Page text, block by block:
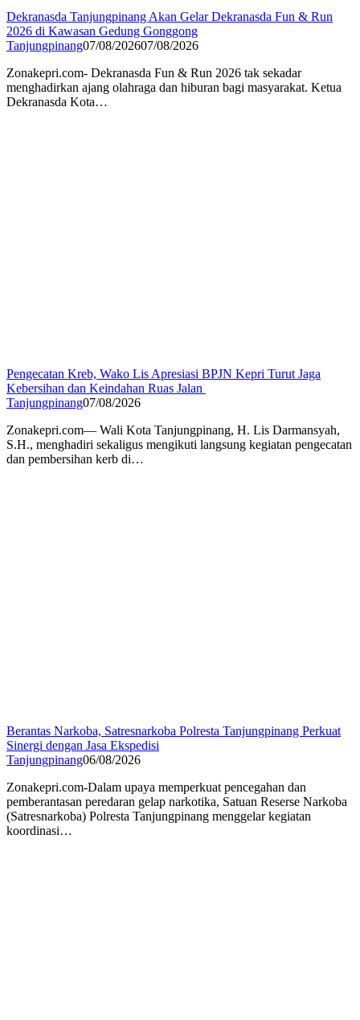
Dekranasda Tanjungpinang Akan Gelar Dekranasda Fun & Run
2026 di Kawasan Gedung Gonggong
Tanjungpinang07/08/202607/08/2026
Zonakepri.com- Dekranasda Fun & Run 2026 tak sekadar
menghadirkan ajang olahraga dan hiburan bagi masyarakat. Ketua
Dekranasda Kota…
Pengecatan Kreb, Wako Lis Apresiasi BPJN Kepri Turut Jaga
Kebersihan dan Keindahan Ruas Jalan
Tanjungpinang07/08/2026
Zonakepri.com— Wali Kota Tanjungpinang, H. Lis Darmansyah,
S.H., menghadiri sekaligus mengikuti langsung kegiatan pengecatan
dan pembersihan kerb di…
Berantas Narkoba, Satresnarkoba Polresta Tanjungpinang Perkuat
Sinergi dengan Jasa Ekspedisi
Tanjungpinang06/08/2026
Zonakepri.com-Dalam upaya memperkuat pencegahan dan
pemberantasan peredaran gelap narkotika, Satuan Reserse Narkoba
(Satresnarkoba) Polresta Tanjungpinang menggelar kegiatan
koordinasi…